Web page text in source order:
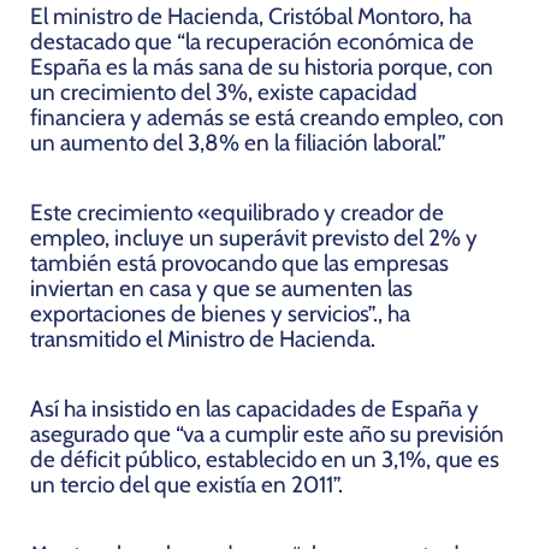
El ministro de Hacienda, Cristóbal Montoro, ha
destacado que “la recuperación económica de
España es la más sana de su historia porque, con
un crecimiento del 3%, existe capacidad
financiera y además se está creando empleo, con
un aumento del 3,8% en la filiación laboral.”
Este crecimiento «equilibrado y creador de
empleo, incluye un superávit previsto del 2% y
también está provocando que las empresas
inviertan en casa y que se aumenten las
exportaciones de bienes y servicios”., ha
transmitido el Ministro de Hacienda.
Así ha insistido en las capacidades de España y
asegurado que “va a cumplir este año su previsión
de déficit público, establecido en un 3,1%, que es
un tercio del que existía en 2011”.